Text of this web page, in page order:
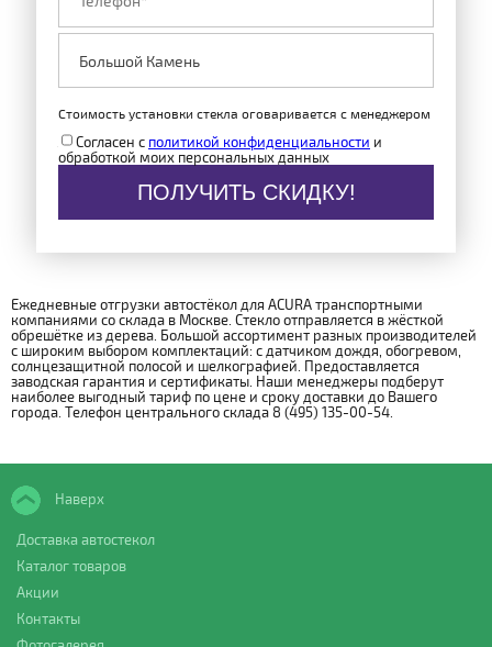
Стоимость установки стекла оговаривается с менеджером
Согласен с политикой конфиденциальности и
обработкой моих персональных данных
ПОЛУЧИТЬ СКИДКУ!
Ежедневные отгрузки автостёкол для ACURA транспортными
компаниями со склада в Москве. Стекло отправляется в жёсткой
обрешётке из дерева. Большой ассортимент разных производителей
с широким выбором комплектаций: с датчиком дождя, обогревом,
солнцезащитной полосой и шелкографией. Предоставляется
заводская гарантия и сертификаты. Наши менеджеры подберут
наиболее выгодный тариф по цене и сроку доставки до Вашего
города. Телефон центрального склада 8 (495) 135-00-54.
Наверх
Доставка автостекол
Каталог товаров
Акции
Контакты